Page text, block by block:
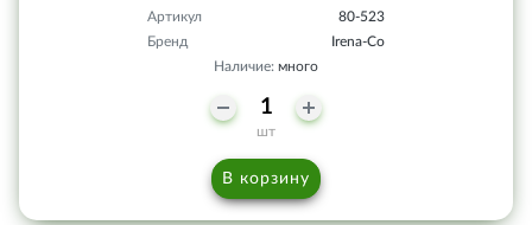
Артикул
80-523
Бренд
Irena-Co
Наличие: много
шт
В корзину